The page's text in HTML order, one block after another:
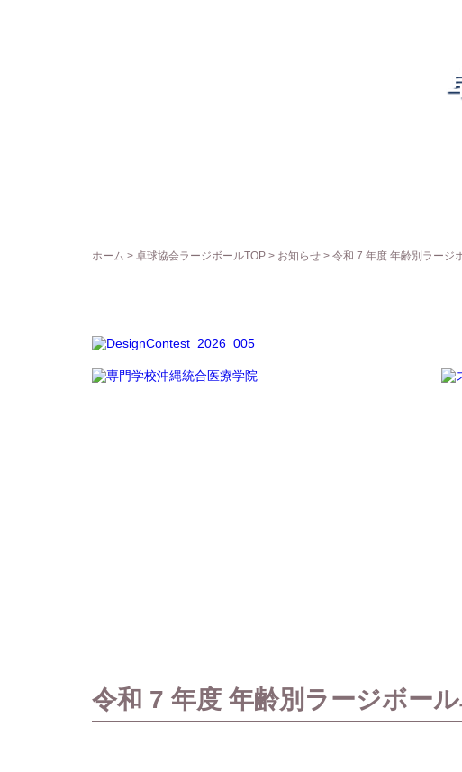
ホーム > 卓球協会ラージボールTOP > お知らせ > 令和 7 年度 年齢別ラージ
令和 7 年度 年齢別ラージボー